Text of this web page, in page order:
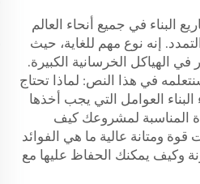
البناء في جميع أنحاء العالم
إنه نوع مهم للغاية، حيث
الهياكل الخرسانية الكبيرة.
في هذا النص: لماذا تحتاج
العوامل التي يجب أخذها
المناسبة لمشروعك كيف
ومتانة عالية ما هي الفوائد
وكيف يمكنك الحفاظ عليها مع